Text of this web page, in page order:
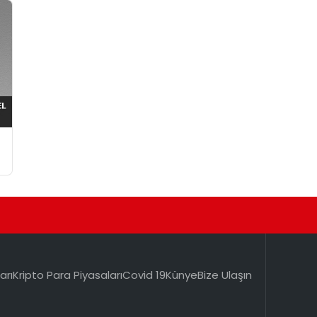
Kripto Para PiyasalarıCovid 19KünyeBize Ulaşın